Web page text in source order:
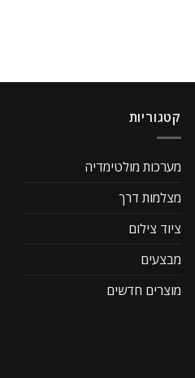
קטגוריות
מערכות מולטימדיה
מצלמות דרך
ציוד צילום
מבצעים
מוצרים חדשים